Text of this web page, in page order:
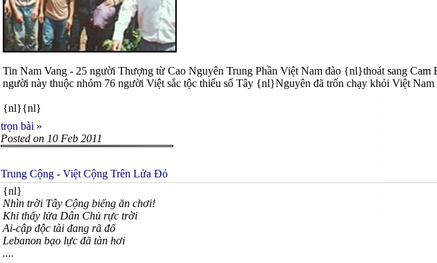
Tin Nam Vang - 25 người Thượng từ Cao Nguyên Trung Phần Việt Nam đào {nl}thoát sang
người này thuộc nhóm 76 người Việt sắc tộc thiểu số Tây {nl}Nguyên đã trốn chạy khỏi Việt
{nl}{nl}
trọn bài »
Posted on 10 Feb 2011
Trung Cộng - Việt Cộng Trên Lửa Ðỏ
{nl}
Nhìn trời Tây Cộng biếng ăn chơi!
Khi thấy lửa Dân Chủ rực trời
Ai-cập độc tài đang rã đổ
Lebanon bạo lực đã tàn hơi
....